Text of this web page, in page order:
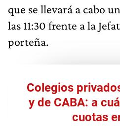
que se llevará a cabo
las 11:30 frente a la
porteña.
Colegios
y de CABA: a
cuotas